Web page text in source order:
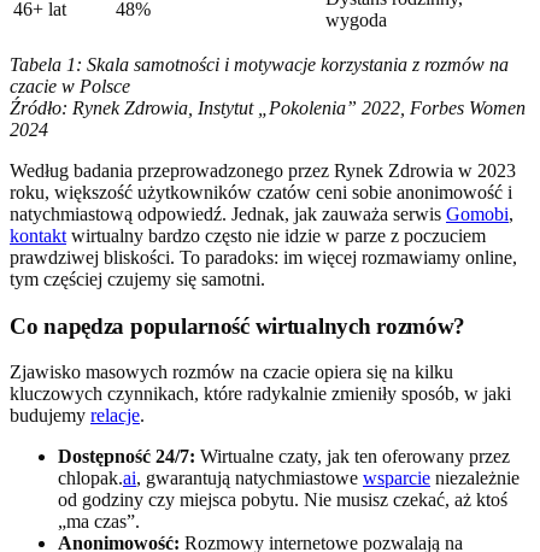
46+ lat
48%
wygoda
Tabela 1: Skala samotności i motywacje korzystania z rozmów na
czacie w Polsce
Źródło: Rynek Zdrowia, Instytut „Pokolenia” 2022, Forbes Women
2024
Według badania przeprowadzonego przez Rynek Zdrowia w 2023
roku, większość użytkowników czatów ceni sobie anonimowość i
natychmiastową odpowiedź. Jednak, jak zauważa serwis Gomobi,
kontakt wirtualny bardzo często nie idzie w parze z poczuciem
prawdziwej bliskości. To paradoks: im więcej rozmawiamy online,
tym częściej czujemy się samotni.
Co napędza popularność wirtualnych rozmów?
Zjawisko masowych rozmów na czacie opiera się na kilku
kluczowych czynnikach, które radykalnie zmieniły sposób, w jaki
budujemy relacje.
Dostępność 24/7: Wirtualne czaty, jak ten oferowany przez
chlopak.ai, gwarantują natychmiastowe wsparcie niezależnie
od godziny czy miejsca pobytu. Nie musisz czekać, aż ktoś
„ma czas”.
Anonimowość: Rozmowy internetowe pozwalają na